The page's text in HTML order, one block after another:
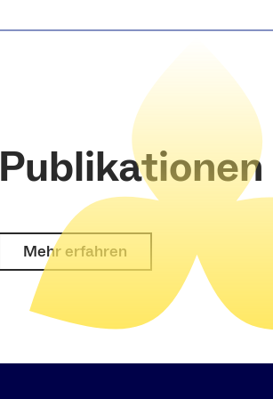
Publikationen
Mehr erfahren